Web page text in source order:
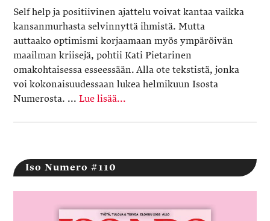
Self help ja positiivinen ajattelu voivat kantaa vaikka
kansanmurhasta selvinnyttä ihmistä. Mutta
auttaako optimismi korjaamaan myös ympäröivän
maailman kriisejä, pohtii Kati Pietarinen
omakohtaisessa esseessään. Alla ote tekstistä, jonka
voi kokonaisuudessaan lukea helmikuun Isosta
Numerosta. ...Lue lisää...
Iso Numero #110